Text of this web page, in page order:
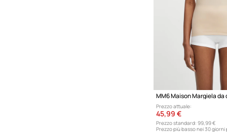
Prezzo attuale:
45,99 €
Prezzo standard: 99,99 €
Prezzo più basso nei 30